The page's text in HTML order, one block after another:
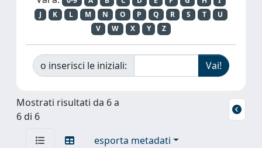
J
K L M N O P Q R S T
U
V
W X Y Z
o inserisci le iniziali:
Mostrati risultati da 6 a
6 di 6
esporta metadati